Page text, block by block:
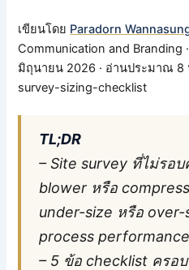
เขียนโดย Paradorn
Communication and Branding
มิถุนายน 2026 · อ่านประมาณ 8
survey-sizing-checklist
TL;DR
– Site survey ที่ไม่รอ
blower หรือ
under-size หรือ
process
– 5 ข้อ checklist ครอ